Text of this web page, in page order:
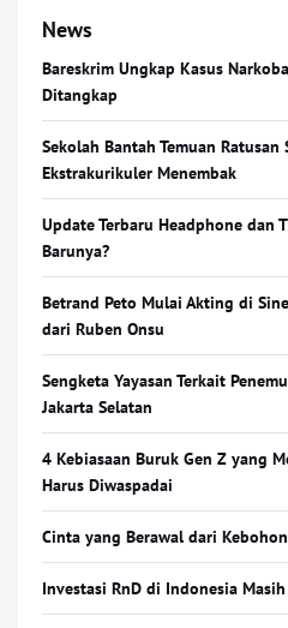
News
Bareskrim Ungkap Kasus
Ditangkap
Sekolah Bantah Temuan
Ekstrakurikuler Menembak
Update Terbaru Headphone dan
Barunya?
Betrand Peto Mulai Akting di
dari Ruben Onsu
Sengketa Yayasan Terkait
Jakarta Selatan
4 Kebiasaan Buruk Gen Z yang
Harus Diwaspadai
Cinta yang Berawal dari
Investasi RnD di Indonesia